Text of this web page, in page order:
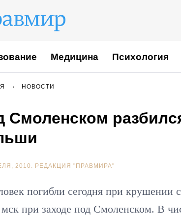
Медицина Психология
НОВОСТИ
Смоленском
2010. РЕДАКЦИЯ "ПРАВМИРА"
погибли сегодня при крушении
мск при заходе под Смоленском. В